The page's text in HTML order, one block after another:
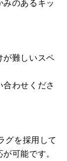
のあるキッ
が難しいスペ
わせくださ
グを採用して
可能です。